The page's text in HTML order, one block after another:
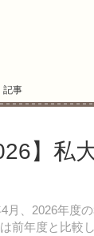
記事
】私
、2026年度
前年度と比較